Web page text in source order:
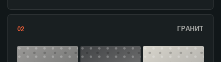
02 ГРАНИТ